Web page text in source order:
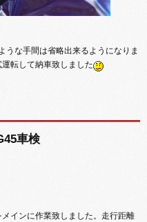
な手間は省略出来るようになりま
転して納車致しました
車検
インに作業致しました。走行距離